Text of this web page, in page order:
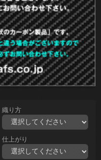
織り方
仕上がり